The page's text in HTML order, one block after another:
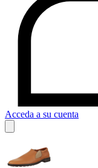
Acceda a su cuenta